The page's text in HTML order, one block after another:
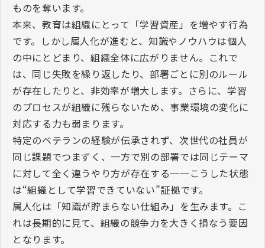
ものを奪います。
本来、教育は組織にとって「学習資産」を増やす行為
です。しかし属人化が進むと、知識やノウハウは個人
の中にとどまり、組織全体に広がりません。これで
は、同じ失敗を繰り返したり、部署ごとに別のルール
が存在したりと、非効率が増大します。さらに、学習
のプロセスが組織に残らないため、事業環境の変化に
対応する力も弱まります。
特定のベテランの経験が伝承されず、次世代の社員が
同じ課題でつまずく、一方で別の部署では同じテーマ
に対して全く違うやり方が存在する──こうした状態
は“組織として学習できていない”証拠です。
属人化は「知識が貯まらない仕組み」を生みます。こ
れは長期的に見て、組織の競争力を大きく損なう要因
となります。